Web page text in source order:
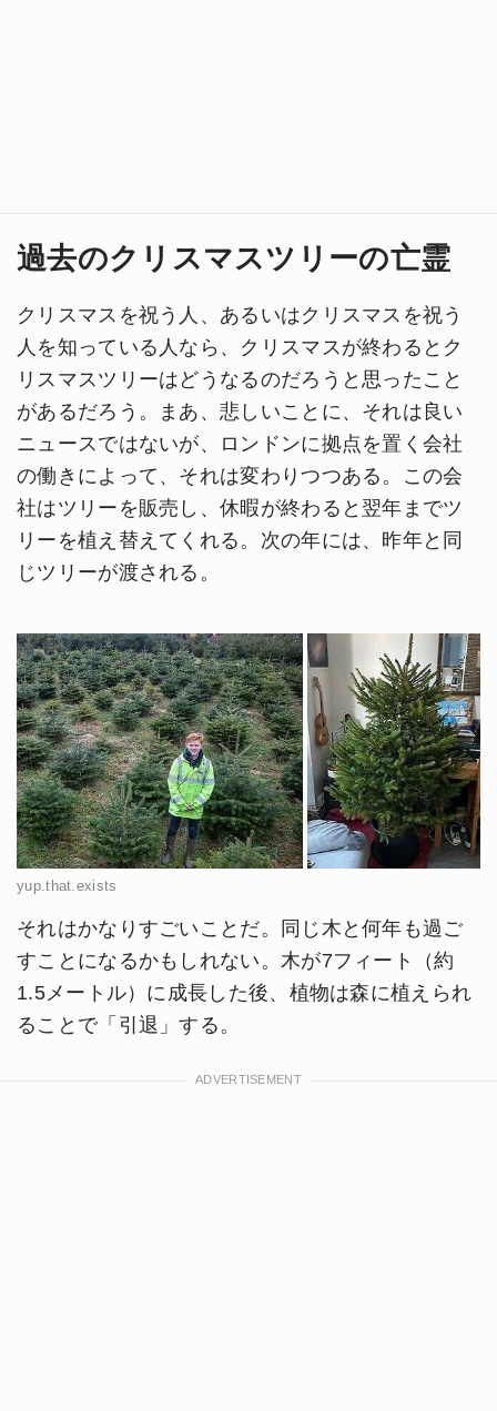
過去のクリスマスツリーの亡霊
クリスマスを祝う人、あるいはクリスマスを祝う
人を知っている人なら、クリスマスが終わるとク
リスマスツリーはどうなるのだろうと思ったこと
があるだろう。まあ、悲しいことに、それは良い
ニュースではないが、ロンドンに拠点を置く会社
の働きによって、それは変わりつつある。この会
社はツリーを販売し、休暇が終わると翌年までツ
リーを植え替えてくれる。次の年には、昨年と同
じツリーが渡される。
yup.that.exists
それはかなりすごいことだ。同じ木と何年も過ご
すことになるかもしれない。木が7フィート（約
1.5メートル）に成長した後、植物は森に植えられ
ることで「引退」する。